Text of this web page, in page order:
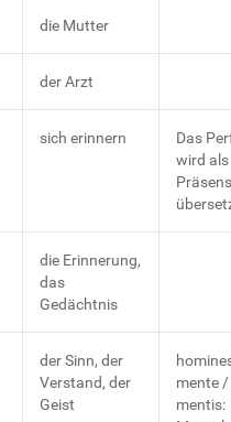
die Mutter
der Arzt
sich erinnern
Das
wird als
Präsens
die Erinnerung,
das
Gedächtnis
der Sinn, der
Verstand, der
Geist
mente
mentis: